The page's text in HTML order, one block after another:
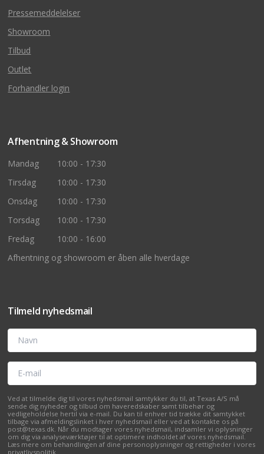
Pressemeddelelser
Showroom
Tilbud
Outlet
Forhandler login
Afhentning & Showroom
Mandag
10:00 - 17:30
Tirsdag
10:00 - 17:30
Onsdag
10:00 - 17:30
Torsdag
10:00 - 17:30
Fredag
10:00 - 16:00
Afhentning og showroom er åben alle hverdage
Tilmeld nyhedsmail
Navn
E-mail
Ved at tilmelde dig til vores nyhedsmail samtykker du til, at Texas A/S må
sende dig nyheder og tilbud om haveredskaber samt tilbehør og
vedligeholdelse hertil via e-mail. Du kan til enhver tid trække dit samtykket
tilbage via afmeldingslinket i hver nyhedsmail eller ved at kontakte os på
post@texas.dk. Når du modtager vores nyhedsmail, indsamler vi oplysninger
om dig via analyseværktøjer til at optimere indholdet af vores nyhedsmail.
Læs mere om behandlingen af dine personoplysninger og rettigheder i vores
privatlivspolitik